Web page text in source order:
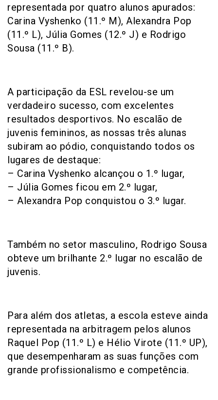
representada por quatro alunos apurados:
Carina Vyshenko (11.º M), Alexandra Pop
(11.º L), Júlia Gomes (12.º J) e Rodrigo
Sousa (11.º B).
A participação da ESL revelou-se um
verdadeiro sucesso, com excelentes
resultados desportivos. No escalão de
juvenis femininos, as nossas três alunas
subiram ao pódio, conquistando todos os
lugares de destaque:
– Carina Vyshenko alcançou o 1.º lugar,
– Júlia Gomes ficou em 2.º lugar,
– Alexandra Pop conquistou o 3.º lugar.
Também no setor masculino, Rodrigo Sousa
obteve um brilhante 2.º lugar no escalão de
juvenis.
Para além dos atletas, a escola esteve ainda
representada na arbitragem pelos alunos
Raquel Pop (11.º L) e Hélio Virote (11.º UP),
que desempenharam as suas funções com
grande profissionalismo e competência.